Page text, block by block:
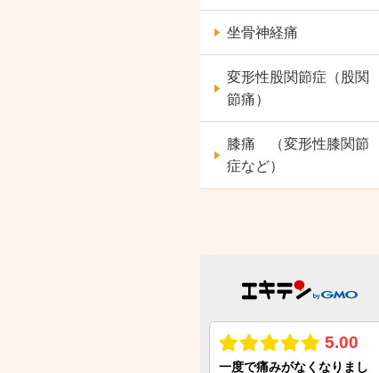
坐骨神経痛
変形性股関節症（股関
節痛）
膝痛 （変形性膝関節
症など）